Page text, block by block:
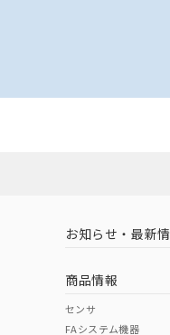
お知らせ・最新
商品情報
センサ
FAシステム機器